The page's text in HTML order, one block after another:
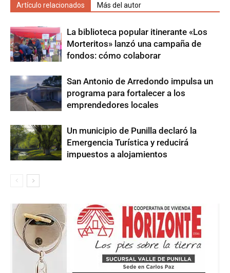
Artículo relacionados Más del autor
La biblioteca popular itinerante «Los
Morteritos» lanzó una campaña de
fondos: cómo colaborar
San Antonio de Arredondo impulsa un
programa para fortalecer a los
emprendedores locales
Un municipio de Punilla declaró la
Emergencia Turística y reducirá
impuestos a alojamientos